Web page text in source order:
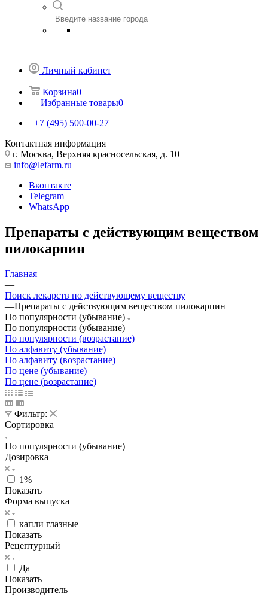
Личный кабинет
Корзина0
Избранные товары0
+7 (495) 500-00-27
Контактная информация
г. Москва, Верхняя красносельская, д. 10
info@lefarm.ru
Вконтакте
Telegram
WhatsApp
Препараты с действующим веществом
пилокарпин
Главная
—
Поиск лекарств по действующему веществу
—Препараты с действующим веществом пилокарпин
По популярности (убывание)
По популярности (убывание)
По популярности (возрастание)
По алфавиту (убывание)
По алфавиту (возрастание)
По цене (убывание)
По цене (возрастание)
Фильтр:
Сортировка
По популярности (убывание)
Дозировка
1%
Показать
Форма выпуска
капли глазные
Показать
Рецептурный
Да
Показать
Производитель